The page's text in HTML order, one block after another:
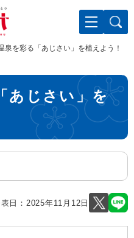
泉を彩る「あじさい」を植えよう！
あじさい」を
日： 2025年11月12日